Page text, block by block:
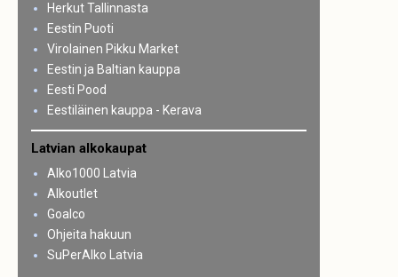
Herkut Tallinnasta
Eestin Puoti
Virolainen Pikku Market
Eestin ja Baltian kauppa
Eesti Pood
Eestiläinen kauppa - Kerava
Latvian alkokaupat
Alko1000 Latvia
Alkoutlet
Goalco
Ohjeita hakuun
SuPerAlko Latvia